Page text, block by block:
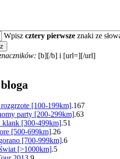
Wpisz cztery pierwsze znaki ze
[b][/b] i [url=][/url]
rozgrzote [100-199km].167
party [200-299km].63
klank [300-499km].51
[500-699km].26
[700-999km].6
[>1000km].5